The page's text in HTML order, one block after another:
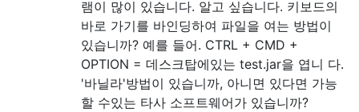
램이 많이 있습니다. 알고 싶습니다. 키보드의
바로 가기를 바인딩하여 파일을 여는 방법이
있습니까? 예를 들어. CTRL + CMD +
OPTION = 데스크탑에있는 test.jar을 엽니 다.
'바닐라'방법이 있습니까, 아니면 있다면 가능
할 수있는 타사 소프트웨어가 있습니까?